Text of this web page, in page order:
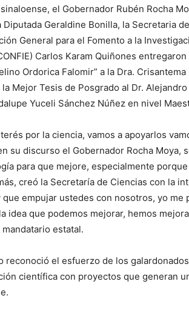
el Gobernador Rubén Rocha
Diputada Geraldine Bonilla, la Secretaria
General para el Fomento a la
Carlos Karam Quiñones
Ordorica Falomir” a la Dra.
la Mejor Tesis de Posgrado al Dr.
Yuceli Sánchez Núñez en nivel
por la ciencia, vamos a apoyarlos
su discurso el Gobernador Rocha Moya,
para que mejore, especialmente
creó la Secretaría de Ciencias con la
que empujar ustedes con nosotros, yo
idea que podemos mejorar, hemos
estatal.
reconoció el esfuerzo de los
científica con proyectos que generan